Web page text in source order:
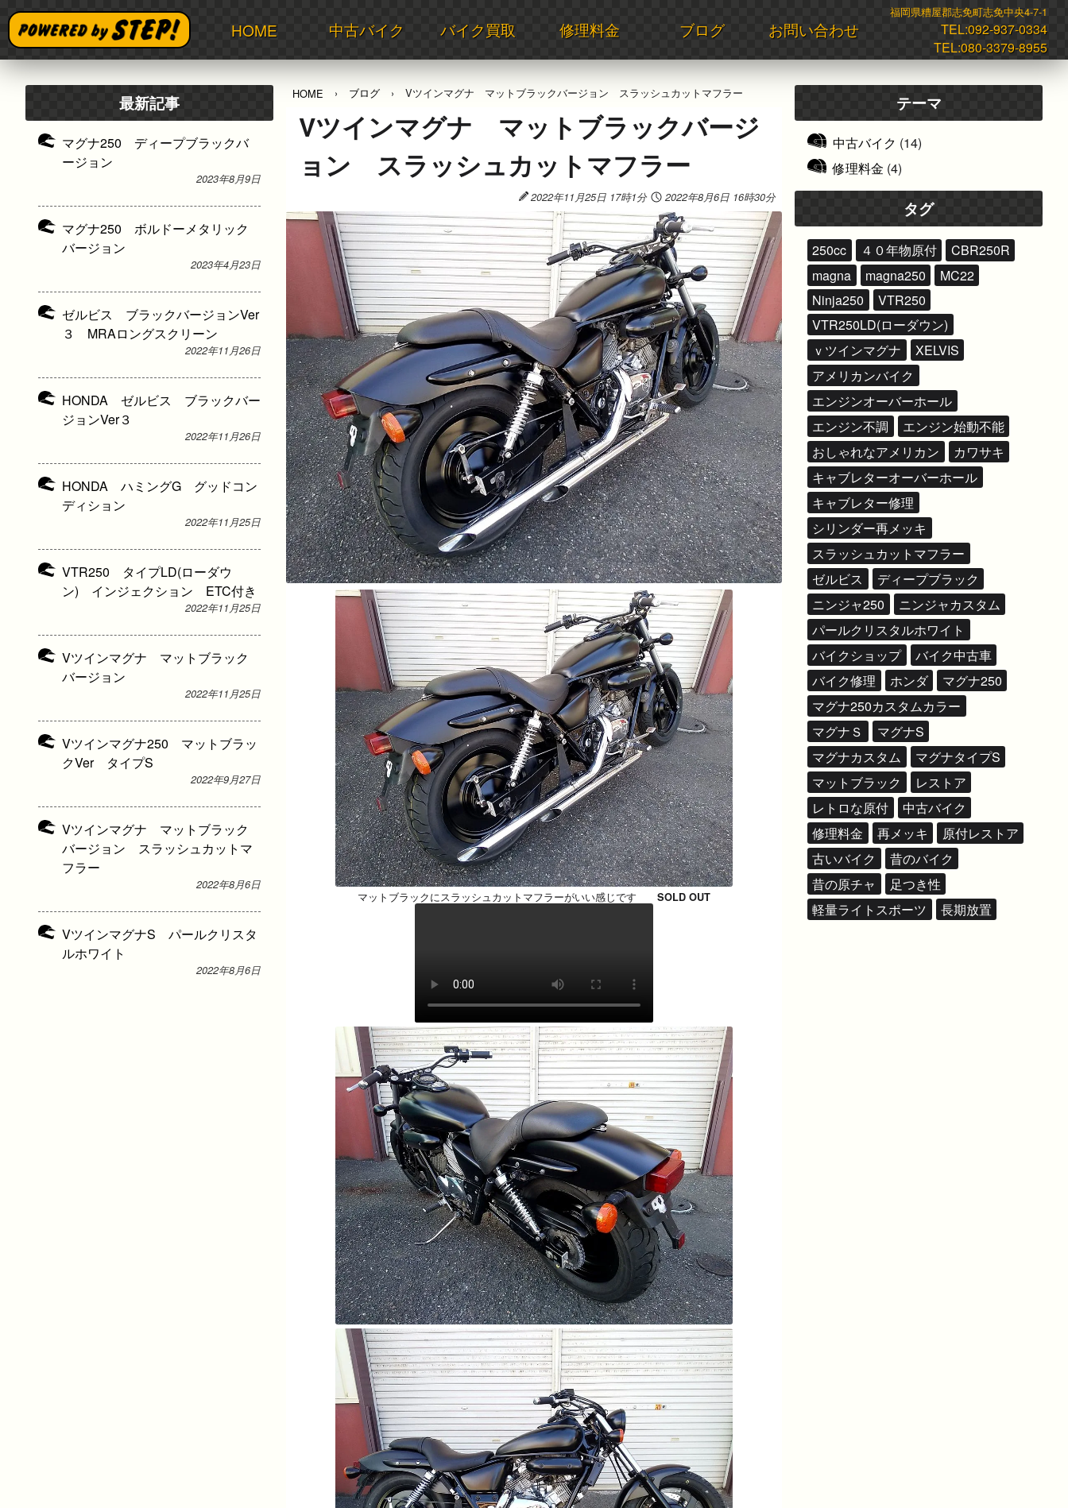
HOME 中古バイク バイク買取 修理料金 ブログ お問い合わせ
福岡県糟屋郡志免町志免中央4-7-1
TEL:092-937-0334
TEL:080-3379-8955
HOME ブログ Vツインマグナ マットブラックバージョン スラッシュカットマフラー
Vツインマグナ マットブラックバージ
ョン スラッシュカットマフラー
2022年11月25日 17時1分 2022年8月6日 16時30分
マットブラックにスラッシュカットマフラーがいい感じです SOLD OUT
最新記事
マグナ250 ディープブラックバ
ージョン
2023年8月9日
マグナ250 ボルドーメタリック
バージョン
2023年4月23日
ゼルビス ブラックバージョンVer
３ MRAロングスクリーン
2022年11月26日
HONDA ゼルビス ブラックバー
ジョンVer３
2022年11月26日
HONDA ハミングG グッドコン
ディション
2022年11月25日
VTR250 タイプLD(ローダウ
ン) インジェクション ETC付き
2022年11月25日
Vツインマグナ マットブラック
バージョン
2022年11月25日
Vツインマグナ250 マットブラッ
クVer タイプS
2022年9月27日
Vツインマグナ マットブラック
バージョン スラッシュカットマ
フラー
2022年8月6日
VツインマグナS パールクリスタ
ルホワイト
2022年8月6日
テーマ
中古バイク (14)
修理料金 (4)
タグ
250cc ４０年物原付
CBR250R
magna
magna250
MC22
Ninja250
VTR250
VTR250LD(ローダウン)
ｖツインマグナ
XELVIS
アメリカンバイク
エンジンオーバーホール
エンジン不調
エンジン始動不能
おしゃれなアメリカン
カワサキ
キャブレターオーバーホール
キャブレター修理
シリンダー再メッキ
スラッシュカットマフラー
ゼルビス
ディープブラック
ニンジャ250
ニンジャカスタム
パールクリスタルホワイト
バイクショップ
バイク中古車
バイク修理
ホンダ
マグナ250
マグナ250カスタムカラー
マグナＳ
マグナS
マグナカスタム
マグナタイプS
マットブラック
レストア
レトロな原付
中古バイク
修理料金
再メッキ
原付レストア
古いバイク
昔のバイク
昔の原チャ
足つき性
軽量ライトスポーツ
長期放置